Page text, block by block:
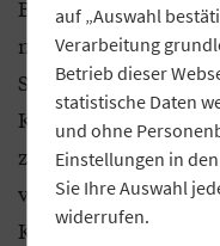
Banken würden
nachhaltiger
Sicherheiten für den
Kreditnehmer seine
zurückbezahlen
von klima- und
Kreditengagements
auf „Auswahl
Verarbeitung
Betrieb dieser
statistische Daten
und ohne
Einstellungen in den
Sie Ihre Auswahl
widerrufen.